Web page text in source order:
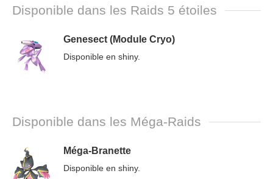
Disponible dans les Raids 5 étoiles
Genesect (Module Cryo)
Disponible en shiny.
Disponible dans les Méga-Raids
Méga-Branette
Disponible en shiny.